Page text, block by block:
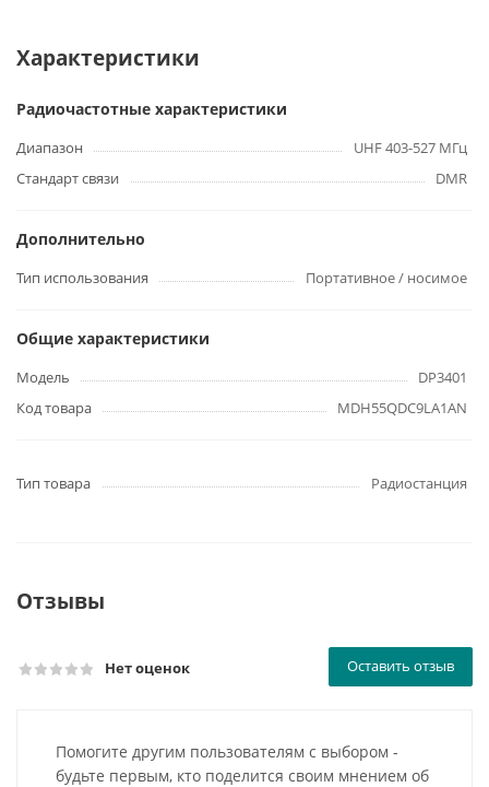
Характеристики
Радиочастотные характеристики
Диапазон
UHF 403-527 МГц
Стандарт связи
DMR
Дополнительно
Тип использования Портативное / носимое
Общие характеристики
Модель
DP3401
Код товара
MDH55QDC9LA1AN
Тип товара Радиостанция
Отзывы
Нет оценок Оставить отзыв
Помогите другим пользователям с выбором -
будьте первым, кто поделится своим мнением об